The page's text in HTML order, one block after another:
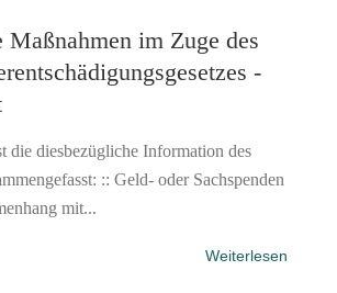
Maßnahmen im Zuge des
-
die diesbezügliche Information des
:: Geld- oder Sachspenden
mit...
Weiterlesen